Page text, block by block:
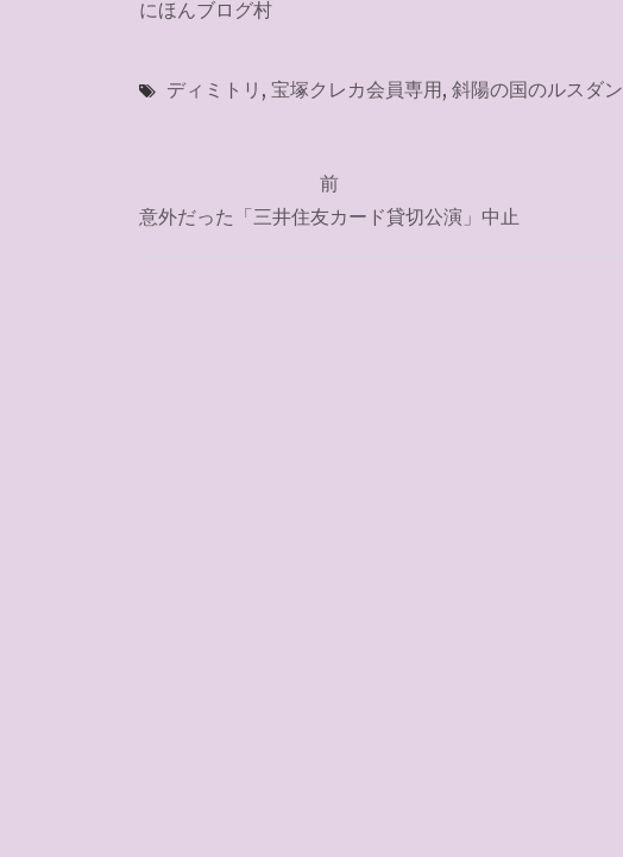
にほんブログ村
ディミトリ , 宝塚クレカ会員専用, 斜陽の国のルスダン
稿
前
意外だった「三井住友カード貸切公演」中止